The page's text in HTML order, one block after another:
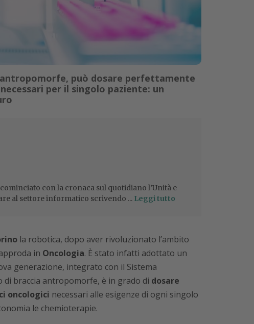
può dosare perfettamente
per il singolo paziente: un
con la cronaca sul quotidiano l’Unità e
al settore informatico scrivendo ... Leggi tutto
la robotica, dopo aver rivoluzionato l’ambito
in Oncologia. È stato infatti adottato un
generazione, integrato con il Sistema
di braccia antropomorfe, è in grado di dosare
oncologici necessari alle esigenze di ogni singolo
le chemioterapie.